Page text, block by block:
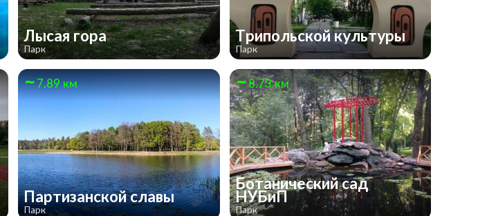
Лысая гора
Парк
Трипольской культуры
Парк
7.89 км
Партизанской славы
Парк
8.73 км
Ботанический сад
НУБиП
Парк